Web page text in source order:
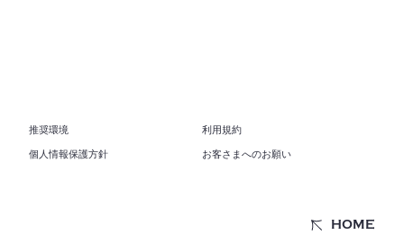
推奨環境 利用規約
個人情報保護方針 お客さまへのお願い
HOME